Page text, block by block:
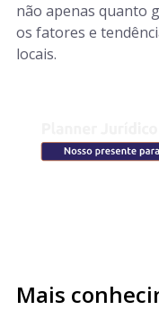
não apenas quanto
os fatores e
locais.
Mais